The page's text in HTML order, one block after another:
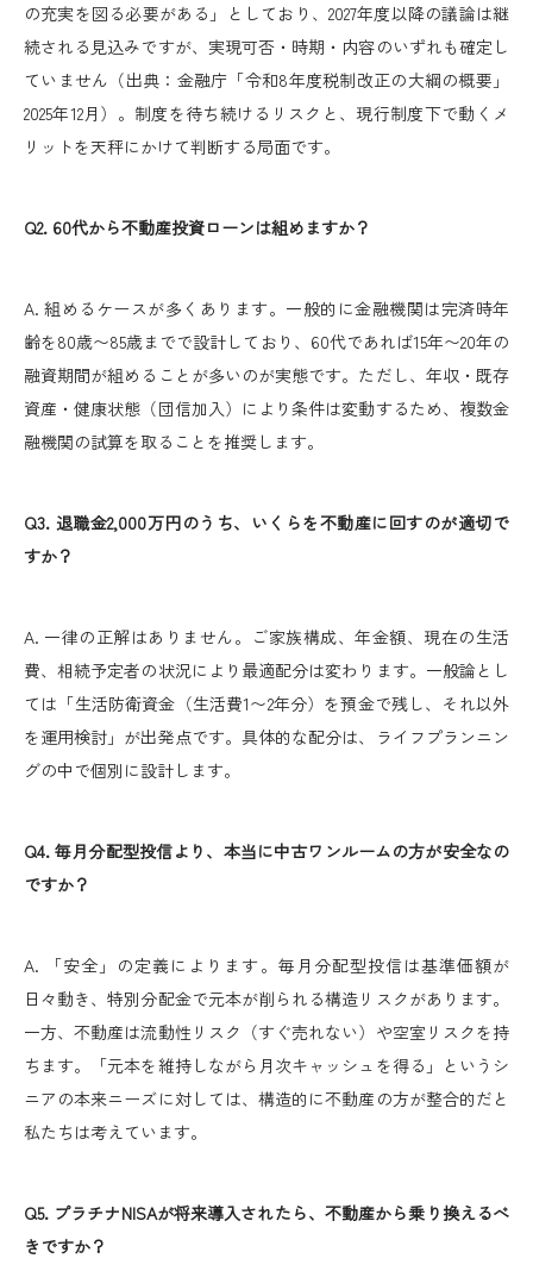
の充実を図る必要がある」としており、2027年度以降の議論は継
続される見込みですが、実現可否・時期・内容のいずれも確定し
ていません（出典：金融庁「令和8年度税制改正の大綱の概要」
2025年12月）。制度を待ち続けるリスクと、現行制度下で動くメ
リットを天秤にかけて判断する局面です。
Q2. 60代から不動産投資ローンは組めますか？
A. 組めるケースが多くあります。一般的に金融機関は完済時年
齢を80歳〜85歳までで設計しており、60代であれば15年〜20年の
融資期間が組めることが多いのが実態です。ただし、年収・既存
資産・健康状態（団信加入）により条件は変動するため、複数金
融機関の試算を取ることを推奨します。
Q3. 退職金2,000万円のうち、いくらを不動産に回すのが適切で
すか？
A. 一律の正解はありません。ご家族構成、年金額、現在の生活
費、相続予定者の状況により最適配分は変わります。一般論とし
ては「生活防衛資金（生活費1〜2年分）を預金で残し、それ以外
を運用検討」が出発点です。具体的な配分は、ライフプランニン
グの中で個別に設計します。
Q4. 毎月分配型投信より、本当に中古ワンルームの方が安全なの
ですか？
A. 「安全」の定義によります。毎月分配型投信は基準価額が
日々動き、特別分配金で元本が削られる構造リスクがあります。
一方、不動産は流動性リスク（すぐ売れない）や空室リスクを持
ちます。「元本を維持しながら月次キャッシュを得る」というシ
ニアの本来ニーズに対しては、構造的に不動産の方が整合的だと
私たちは考えています。
Q5. プラチナNISAが将来導入されたら、不動産から乗り換えるべ
きですか？